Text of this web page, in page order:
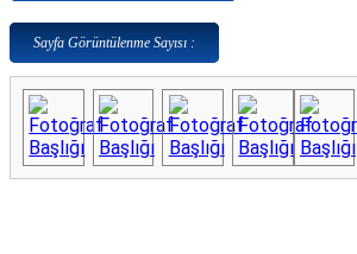
Sayfa Görüntülenme Sayısı :